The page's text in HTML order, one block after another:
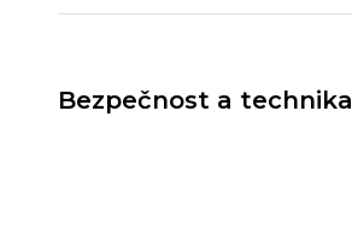
Bezpečnost a technika